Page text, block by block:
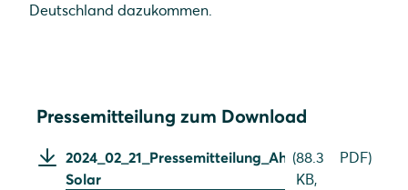
Deutschland dazukommen.
Pressemitteilung zum Download
2024_02_21_Pressemitteilung_Ahrens-
Solar
(88.3
KB,
PDF)